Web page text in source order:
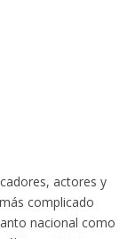
actores y
complicado
nacional como